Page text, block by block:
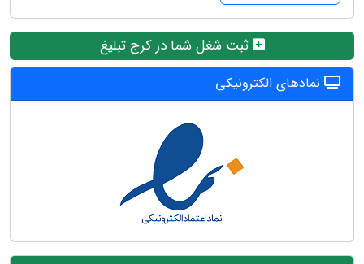
ثبت شغل شما در کرج تبلیغ
نمادهای الکترونیکی